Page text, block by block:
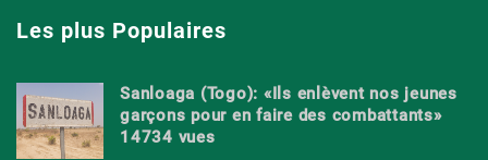
Les plus Populaires
Sanloaga (Togo): «Ils enlèvent nos jeunes
garçons pour en faire des combattants»
14734 vues